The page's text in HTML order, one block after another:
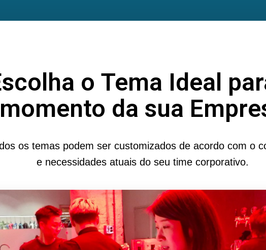
o Tema Ideal
momento da sua
os temas podem ser customizados de acordo com o
e necessidades atuais do seu time corporativo.